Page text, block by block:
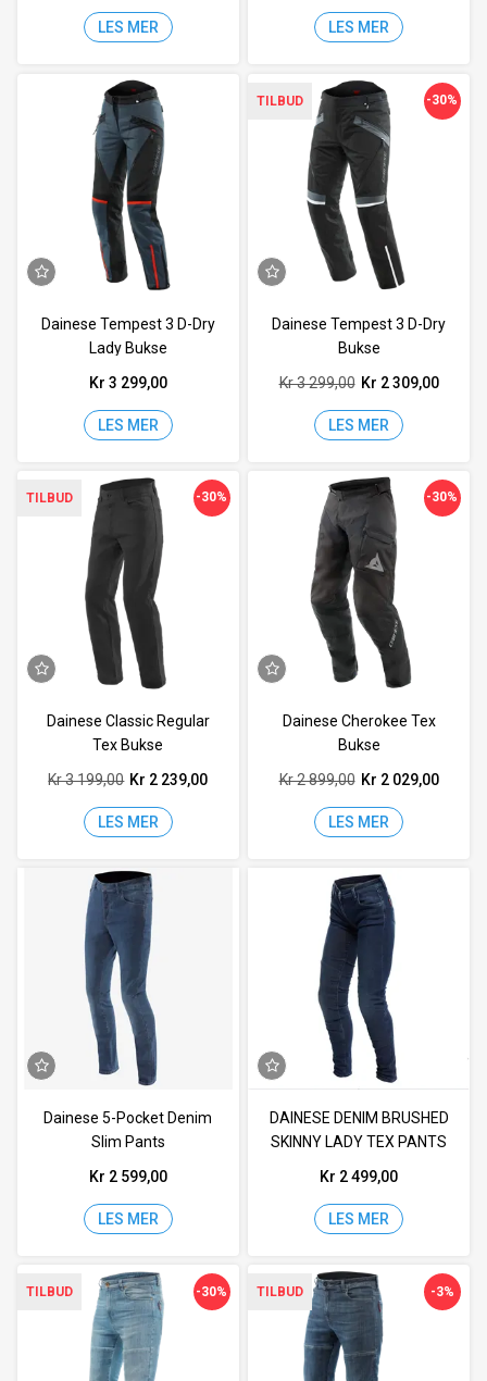
LES MER LES MER
Dainese Tempest 3 D-Dry
Lady Bukse
Kr 3 299,00
LES MER
TILBUD
Dainese Tempest 3 D-Dry
Bukse
-30%
Kr 3 299,00 Kr 2 309,00
LES MER
TILBUD
Dainese Classic Regular
Tex Bukse
-30%
Kr 3 199,00 Kr 2 239,00
LES MER
Dainese Cherokee Tex
Bukse
-30%
Kr 2 899,00 Kr 2 029,00
LES MER
Dainese 5-Pocket Denim
Slim Pants
Kr 2 599,00
LES MER
DAINESE DENIM BRUSHED
SKINNY LADY TEX PANTS
Kr 2 499,00
LES MER
TILBUD -30% TILBUD -3%